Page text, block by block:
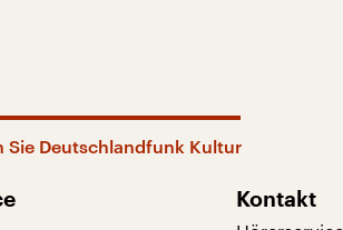
Sie Deutschlandfunk Kultur
Kontakt